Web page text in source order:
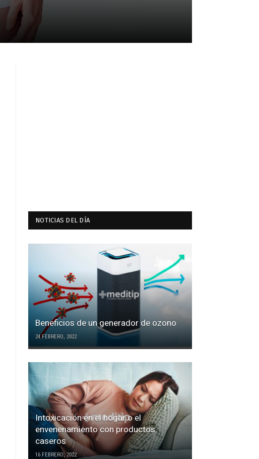
NOTICIAS DEL DÍA
Beneficios de un generador de ozono
24 FEBRERO, 2022
Intoxicación en el hogar o el
envenenamiento con productos
caseros
16 FEBRERO, 2022